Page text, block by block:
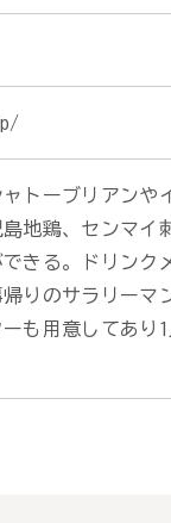
トーブリアンや
地鶏、センマイ
きる。ドリンク
りのサラリーマン
も用意してあり